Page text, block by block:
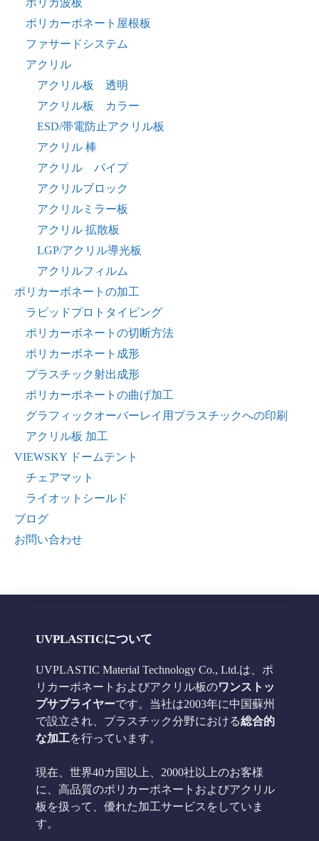
ポリカ波板
ポリカーボネート屋根板
ファサードシステム
アクリル
アクリル板 透明
アクリル板 カラー
ESD/帯電防止アクリル板
アクリル 棒
アクリル パイプ
アクリルブロック
アクリルミラー板
アクリル 拡散板
LGP/アクリル導光板
アクリルフィルム
ポリカーボネートの加工
ラピッドプロトタイピング
ポリカーボネートの切断方法
ポリカーボネート成形
プラスチック射出成形
ポリカーボネートの曲げ加工
グラフィックオーバーレイ用プラスチックへの印刷
アクリル板 加工
VIEWSKY ドームテント
チェアマット
ライオットシールド
ブログ
お問い合わせ
UVPLASTICについて
UVPLASTIC Material Technology Co., Ltd.は、ポ
リカーボネートおよびアクリル板のワンストッ
プサプライヤーです。当社は2003年に中国蘇州
で設立され、プラスチック分野における総合的
な加工を行っています。
現在、世界40カ国以上、2000社以上のお客様
に、高品質のポリカーボネートおよびアクリル
板を扱って、優れた加工サービスをしていま
す。